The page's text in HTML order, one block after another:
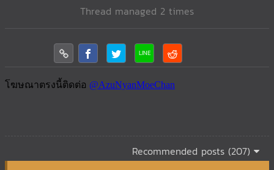
Thread managed 2 times
Recommended posts (207)